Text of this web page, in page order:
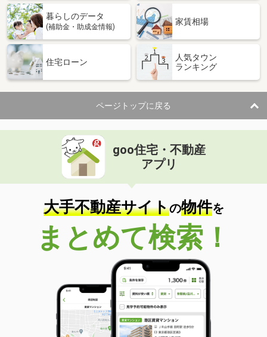
暮らしのデータ
(補助金・助成金情報)
家賃相場
住宅ローン
人気タウン
ランキング
ページトップに戻る
goo住宅・不動産
アプリ
大手不動産サイトの物件を
まとめて検索！